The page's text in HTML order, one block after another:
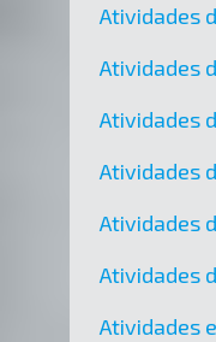
Atividades
Atividades
Atividades
Atividades
Atividades
Atividades
Atividades